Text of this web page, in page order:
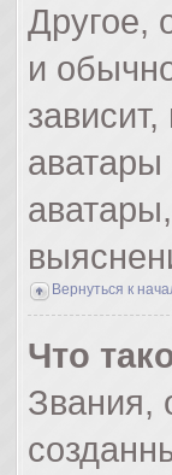
Другое,
и
Вернуться к
Что
Звания,